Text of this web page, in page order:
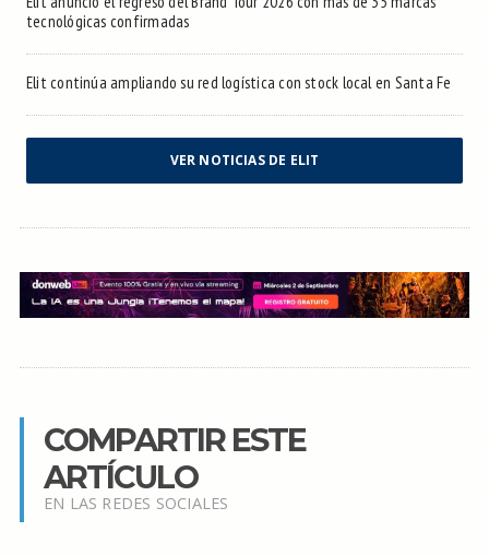
tecnológicas confirmadas
Elit continúa ampliando su red logística con stock local en Santa Fe
VER NOTICIAS DE ELIT
COMPARTIR ESTE
ARTÍCULO
EN LAS REDES SOCIALES